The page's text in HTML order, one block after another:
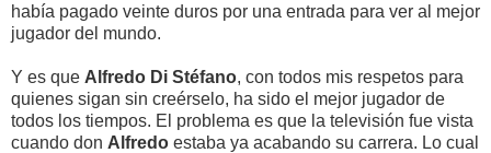
había pagado veinte duros por una entrada para ver al mejor
jugador del mundo.
Y es que Alfredo Di Stéfano, con todos mis respetos para
quienes sigan sin creérselo, ha sido el mejor jugador de
todos los tiempos. El problema es que la televisión fue vista
cuando don Alfredo estaba ya acabando su carrera. Lo cual